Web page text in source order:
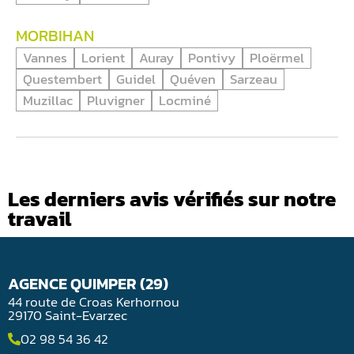
MORBIHAN
Vannes Lorient Auray Pontivy
Ploërmel
Questembert
Guidel Quéven
Sarzeau
Muzillac
Pluvigner Locminé
Les derniers avis vérifiés sur notre
travail
AGENCE QUIMPER (29)
44 route de Croas Kerhornou
29170 Saint-Evarzec
02 98 54 36 42